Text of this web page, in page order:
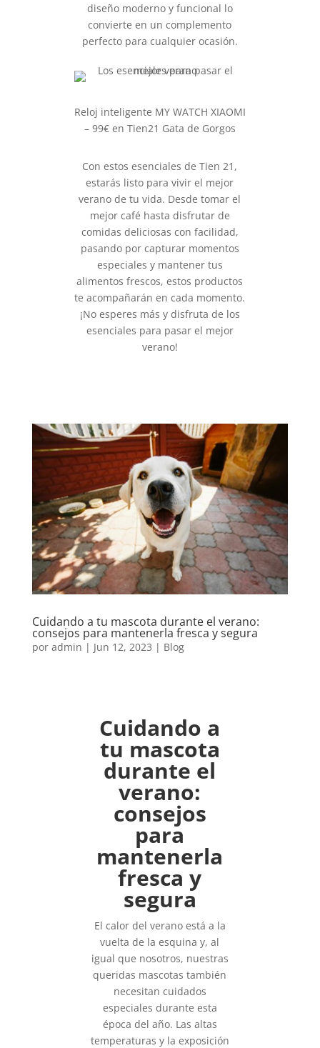
diseño moderno y funcional lo
convierte en un complemento
perfecto para cualquier ocasión.
Reloj inteligente MY WATCH XIAOMI
– 99€ en Tien21 Gata de Gorgos
Con estos esenciales de Tien 21,
estarás listo para vivir el mejor
verano de tu vida. Desde tomar el
mejor café hasta disfrutar de
comidas deliciosas con facilidad,
pasando por capturar momentos
especiales y mantener tus
alimentos frescos, estos productos
te acompañarán en cada momento.
¡No esperes más y disfruta de los
esenciales para pasar el mejor
verano!
Cuidando a tu mascota durante el verano:
consejos para mantenerla fresca y segura
por admin | Jun 12, 2023 | Blog
Cuidando a
tu mascota
durante el
verano:
consejos
para
mantenerla
fresca y
segura
El calor del verano está a la
vuelta de la esquina y, al
igual que nosotros, nuestras
queridas mascotas también
necesitan cuidados
especiales durante esta
época del año. Las altas
temperaturas y la exposición